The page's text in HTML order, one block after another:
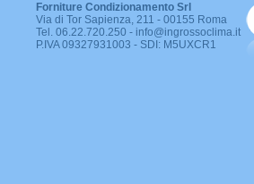
Forniture Condizionamento Srl
Via di Tor Sapienza, 211 - 00155 Roma
Tel. 06.22.720.250 - info@ingrossoclima.it
P.IVA 09327931003 - SDI: M5UXCR1